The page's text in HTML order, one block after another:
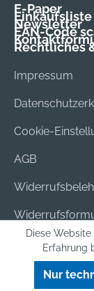
E-Paper
Einkaufsliste
Newsletter
EAN-Code
Rechtliches
Impressum
Cookie-
AGB
Versand &
Diese
Erfahrung
Nur